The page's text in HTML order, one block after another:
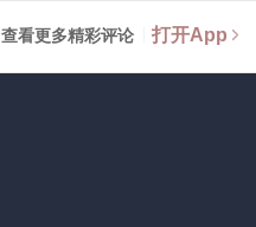
查看更多精彩评论 打开App